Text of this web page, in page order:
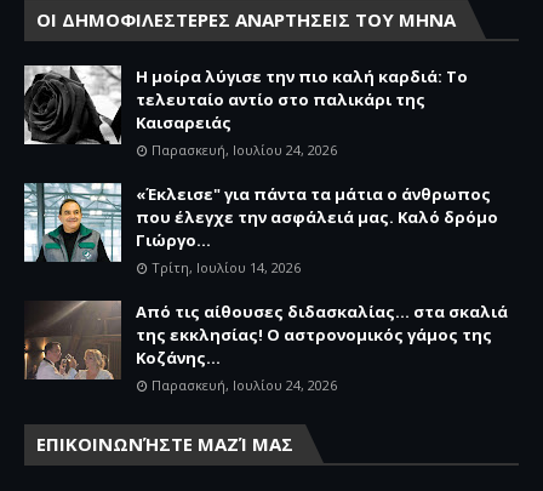
ΟΙ ΔΗΜΟΦΙΛΕΣΤΕΡΕΣ ΑΝΑΡΤΗΣΕΙΣ ΤΟΥ ΜΗΝΑ
Η μοίρα λύγισε την πιο καλή καρδιά: Το
τελευταίο αντίο στο παλικάρι της
Καισαρειάς
Παρασκευή, Ιουλίου 24, 2026
«Έκλεισε" για πάντα τα μάτια ο άνθρωπος
που έλεγχε την ασφάλειά μας. Καλό δρόμο
Γιώργο...
Τρίτη, Ιουλίου 14, 2026
Από τις αίθουσες διδασκαλίας… στα σκαλιά
της εκκλησίας! Ο αστρονομικός γάμος της
Κοζάνης...
Παρασκευή, Ιουλίου 24, 2026
ΕΠΙΚΟΙΝΩΝΉΣΤΕ ΜΑΖΊ ΜΑΣ